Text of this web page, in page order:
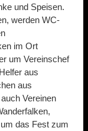
und Speisen.
werden WC-
im Ort
um Vereinschef
aus
aus
Vereinen
das Fest zum